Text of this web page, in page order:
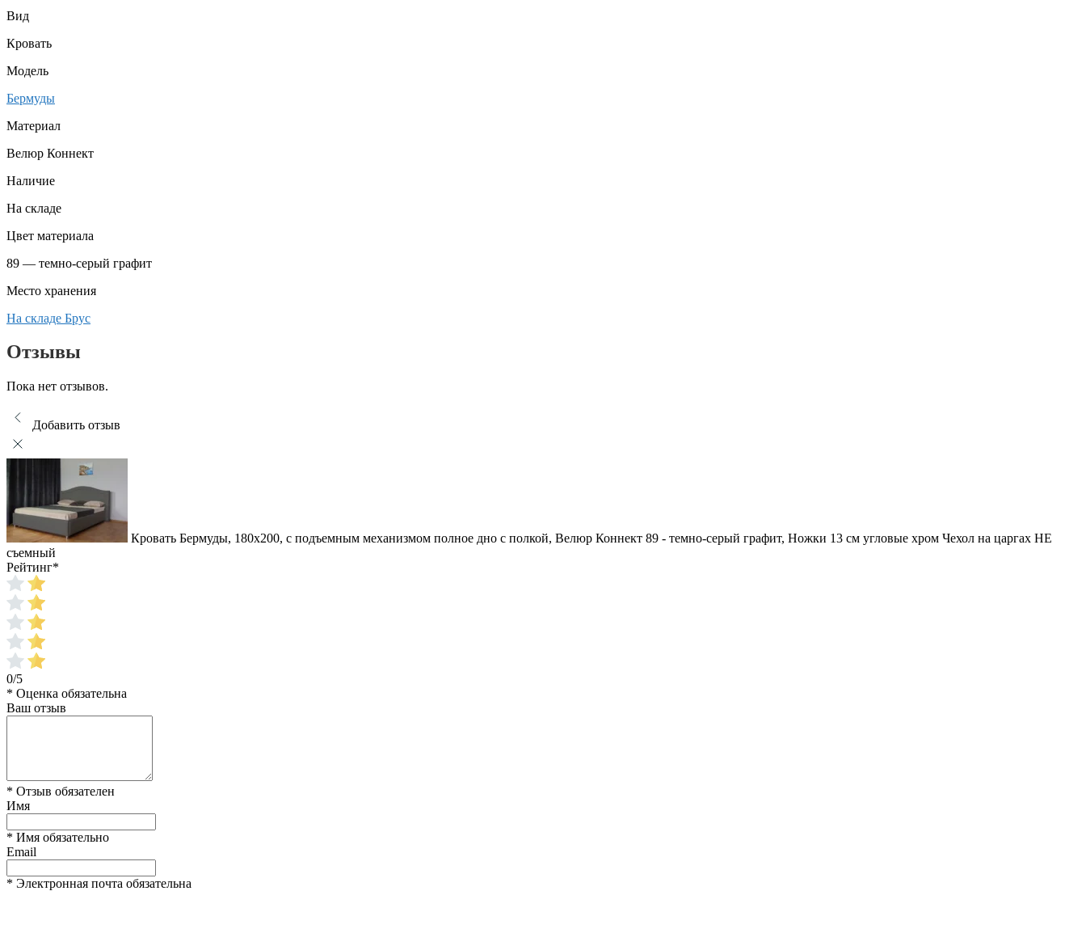
Вид
Кровать
Модель
Бермуды
Материал
Велюр Коннект
Наличие
На складе
Цвет материала
89 — темно-серый графит
Место хранения
На складе Брус
Отзывы
Пока нет отзывов.
Добавить отзыв
Кровать Бермуды, 180x200, с подъемным механизмом полное дно с полкой, Велюр Коннект 89 - темно-серый графит, Ножки 13 см угловые хром Чехол на царгах НЕ
съемный
Рейтинг*
0/5
* Оценка обязательна
Ваш отзыв
* Отзыв обязателен
Имя
* Имя обязательно
Email
* Электронная почта обязательна